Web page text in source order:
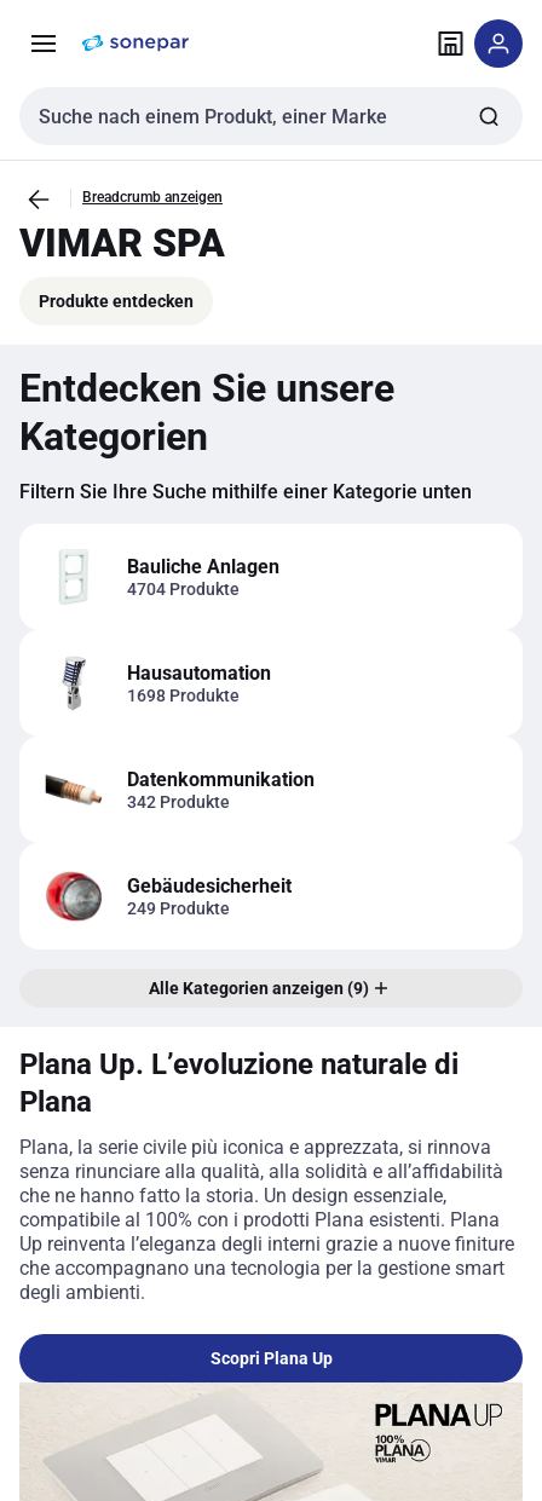
NavigationInhalt
Sucheingabe
Breadcrumb anzeigen
VIMAR SPA
Produkte entdecken
Entdecken Sie unsere
Kategorien
Filtern Sie Ihre Suche mithilfe einer Kategorie unten
Bauliche Anlagen
4704 Produkte
Hausautomation
1698 Produkte
Datenkommunikation
342 Produkte
Gebäudesicherheit
249 Produkte
Alle Kategorien anzeigen (9)
Plana Up. L’evoluzione naturale di
Plana
Plana, la serie civile più iconica e apprezzata, si rinnova
senza rinunciare alla qualità, alla solidità e all’affidabilità
che ne hanno fatto la storia. Un design essenziale,
compatibile al 100% con i prodotti Plana esistenti. Plana
Up reinventa l’eleganza degli interni grazie a nuove finiture
che accompagnano una tecnologia per la gestione smart
degli ambienti.
Scopri Plana Up